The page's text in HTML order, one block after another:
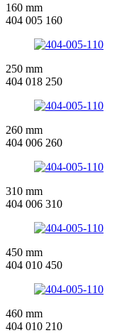
160 mm
404 005 160
250 mm
404 018 250
260 mm
404 006 260
310 mm
404 006 310
450 mm
404 010 450
460 mm
404 010 210